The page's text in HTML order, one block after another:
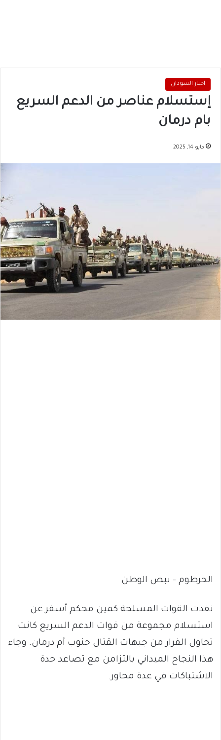
اخبار السودان
إستسلام عناصر من الدعم السريع
بام درمان
مايو 14, 2025
الخرطوم – نبض الوطن
نفذت القوات المسلحة كمين محكم أسفر عن
استسلام مجموعة من قوات الدعم السريع كانت
تحاول الفرار من جبهات القتال جنوب أم درمان. وجاء
هذا النجاح الميداني بالتزامن مع تصاعد حدة
الاشتباكات في عدة محاور.